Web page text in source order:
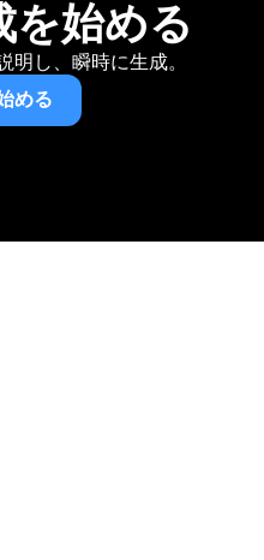
を始める
明し、瞬時に生成。
める